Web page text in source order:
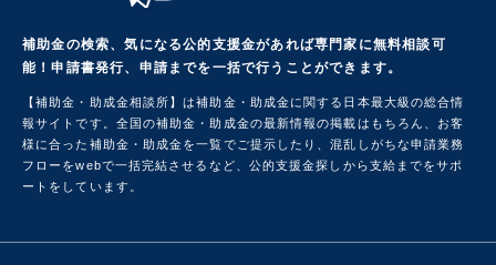
補助金の検索、気になる公的支援金があれば専門家に無料相談可
能！申請書発行、申請までを一括で行うことができます。
【補助金・助成金相談所】は補助金・助成金に関する日本最大級の総合情
報サイトです。 全国の補助金・助成金の最新情報の掲載はもちろん、お客
様に合った補助金・助成金を一覧でご提示したり、混乱しがちな申請業務
フローをwebで一括完結させるなど、公的支援金探しから支給までをサポ
ートをしています。